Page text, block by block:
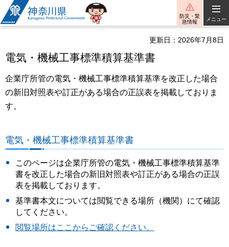
神奈川県
防災・緊
急情報
メニュー
更新日：2026年7月8日
電気・機械工事標準積算基準書
企業庁所管の電気・機械工事標準積算基準を改正した場合
の新旧対照表や訂正がある場合の正誤表を掲載しておりま
す。
電気・機械工事標準積算基準書
このページは企業庁所管の電気・機械工事標準積算基準
書を改正した場合の新旧対照表や訂正がある場合の正誤
表を掲載しております。
基準書本文については閲覧できる場所（機関）にて確認
してください。
閲覧場所はここからご確認ください。